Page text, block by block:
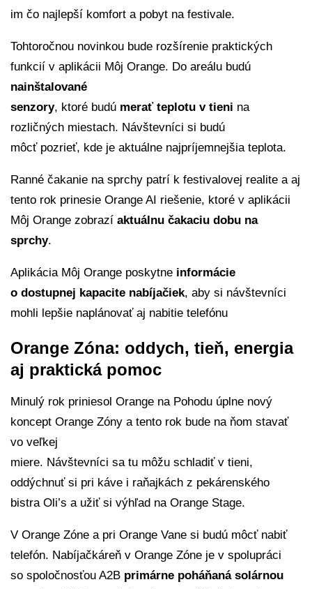
im čo najlepší komfort a pobyt na festivale.
Tohtoročnou novinkou bude rozšírenie praktických
funkcií v aplikácii Môj Orange. Do areálu budú
nainštalované
senzory, ktoré budú merať teplotu v tieni na
rozličných miestach. Návštevníci si budú
môcť pozrieť, kde je aktuálne najpríjemnejšia teplota.
Ranné čakanie na sprchy patrí k festivalovej realite a aj
tento rok prinesie Orange AI riešenie, ktoré v aplikácii
Môj Orange zobrazí aktuálnu čakaciu dobu na
sprchy.
Aplikácia Môj Orange poskytne informácie
o dostupnej kapacite nabíjačiek, aby si návštevníci
mohli lepšie naplánovať aj nabitie telefónu
Orange Zóna: oddych, tieň, energia
aj praktická pomoc
Minulý rok priniesol Orange na Pohodu úplne nový
koncept Orange Zóny a tento rok bude na ňom stavať
vo veľkej
miere. Návštevníci sa tu môžu schladiť v tieni,
oddýchnuť si pri káve i raňajkách z pekárenského
bistra Oli’s a užiť si výhľad na Orange Stage.
V Orange Zóne a pri Orange Vane si budú môcť nabiť
telefón. Nabíjačkáreň v Orange Zóne je v spolupráci
so spoločnosťou A2B primárne poháňaná solárnou